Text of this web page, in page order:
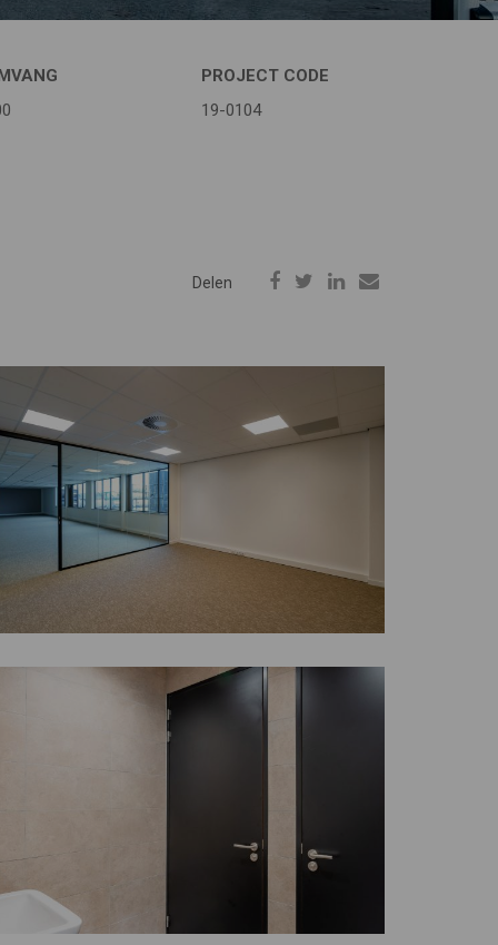
PROJECT CODE
19-0104
Delen